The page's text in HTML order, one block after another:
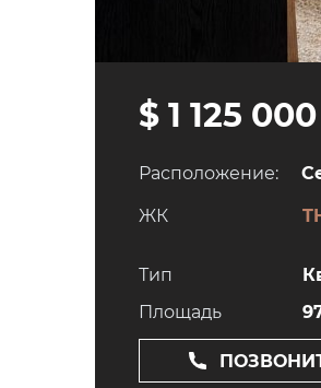
$ 1 125 000
Расположение:
ЖК
Тип
Площадь